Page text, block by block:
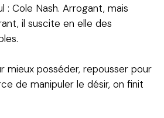
: Cole Nash. Arrogant, mais
il suscite en elle des
mieux posséder, repousser pour
de manipuler le désir, on finit